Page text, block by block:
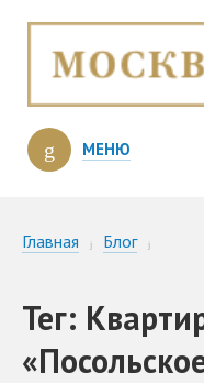
МЕНЮ
Главная Блог
Тег: